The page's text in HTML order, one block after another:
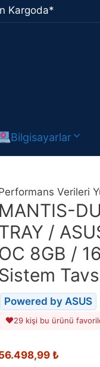
Kargoda*
Bilgisayarlar
Verileri
MANTIS-
/
8GB /
Powered by ASUS
29 kişi bu ürünü
₺